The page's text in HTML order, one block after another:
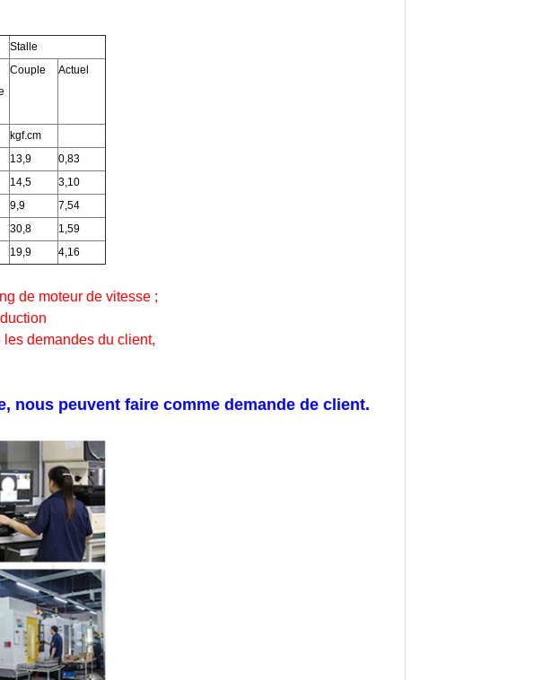
Stalle
Couple Actuel
kgf.cm
13,9
0,83
14,5
3,10
9,9
7,54
30,8
1,59
19,9 4,16
de moteur de vitesse ;
demandes du client,
nous peuvent faire comme demande de client.